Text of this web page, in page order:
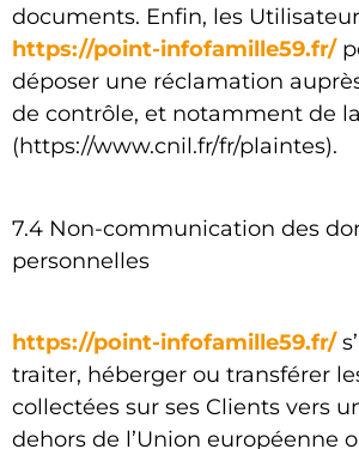
documents. Enfin, les
https://point-infofamille59.fr/
déposer une réclamation
de contrôle, et notamment de
(https://www.cnil.fr/fr/plaintes).
7.4 Non-communication des
personnelles
https://point-infofamille59.fr/
traiter, héberger ou transférer
collectées sur ses Clients vers
dehors de l’Union européenne